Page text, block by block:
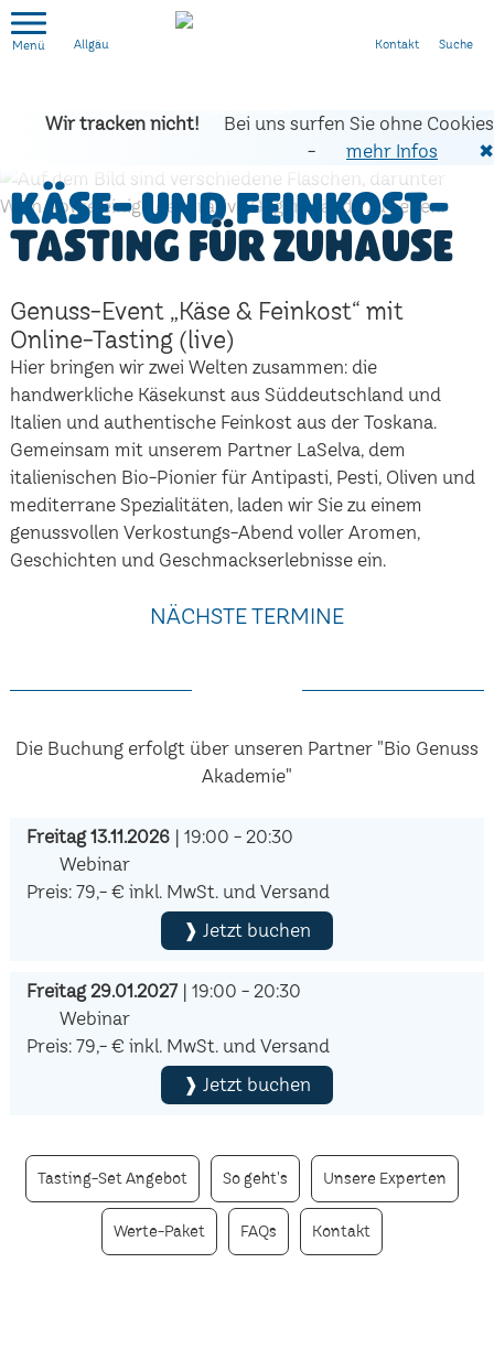
Allgäu
Wir tracken nicht!
Bei uns surfen Sie ohne Cookies
-
mehr Infos ✖
Käse- und Feinkost-
Tasting für zuhause
Genuss-Event „Käse & Feinkost“ mit
Online-Tasting (live)
Hier bringen wir zwei Welten zusammen: die
handwerkliche Käsekunst aus Süddeutschland und
Italien und authentische Feinkost aus der Toskana.
Gemeinsam mit unserem Partner LaSelva, dem
italienischen Bio-Pionier für Antipasti, Pesti, Oliven und
mediterrane Spezialitäten, laden wir Sie zu einem
genussvollen Verkostungs-Abend voller Aromen,
Geschichten und Geschmackserlebnisse ein.
NÄCHSTE TERMINE
Die Buchung erfolgt über unseren Partner "Bio Genuss
Akademie"
Freitag 13.11.2026| 19:00 - 20:30
Webinar
Preis: 79,- € inkl. MwSt. und Versand
❱ Jetzt buchen
Freitag 29.01.2027| 19:00 - 20:30
Webinar
Preis: 79,- € inkl. MwSt. und Versand
❱ Jetzt buchen
Tasting-Set Angebot So geht's Unsere Experten
Werte-Paket FAQs Kontakt